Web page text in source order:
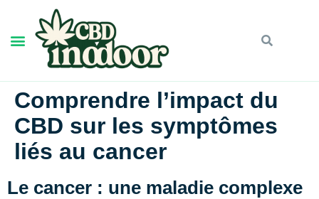
Comprendre l’impact du
CBD sur les symptômes
liés au cancer
Le cancer : une maladie complexe